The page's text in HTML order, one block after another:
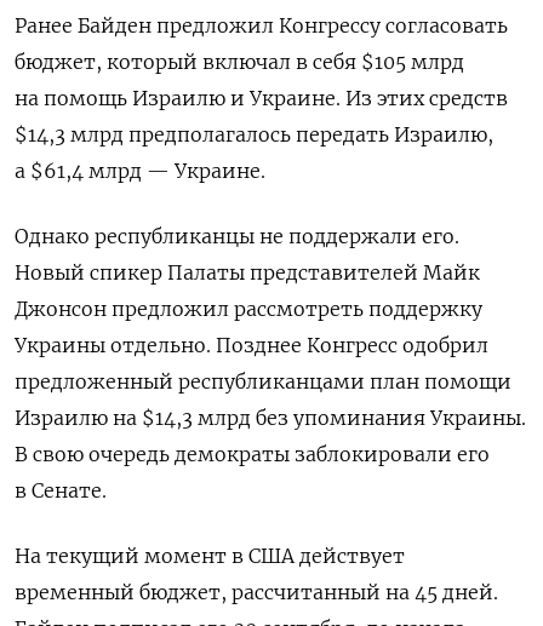
Ранее Байден предложил Конгрессу согласовать
бюджет, который включал в себя $105 млрд
на помощь Израилю и Украине. Из этих средств
$14,3 млрд предполагалось передать Израилю,
а $61,4 млрд — Украине.
Однако республиканцы не поддержали его.
Новый спикер Палаты представителей Майк
Джонсон предложил рассмотреть поддержку
Украины отдельно. Позднее Конгресс одобрил
предложенный республиканцами план помощи
Израилю на $14,3 млрд без упоминания Украины.
В свою очередь демократы заблокировали его
в Сенате.
На текущий момент в США действует
временный бюджет, рассчитанный на 45 дней.